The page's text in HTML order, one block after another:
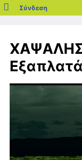
blogs.sch.gr
Σύνδεση
περιεχόμενο
ΧΑΨΑΛΗΣ